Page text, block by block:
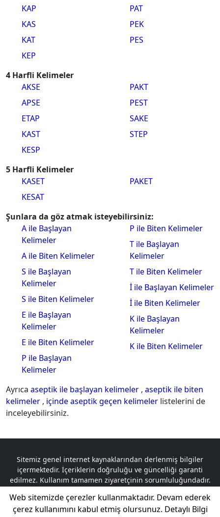
KAP
KAS
KAT
KEP
PAT
PEK
PES
4 Harfli Kelimeler
AKSE
APSE
ETAP
KAST
KESP
PAKT
PEST
SAKE
STEP
5 Harfli Kelimeler
KASET
KESAT
PAKET
Şunlara da göz atmak isteyebilirsiniz:
A ile Başlayan
Kelimeler
A ile Biten Kelimeler
S ile Başlayan
Kelimeler
S ile Biten Kelimeler
E ile Başlayan
Kelimeler
E ile Biten Kelimeler
P ile Başlayan
Kelimeler
P ile Biten Kelimeler
T ile Başlayan
Kelimeler
T ile Biten Kelimeler
İ ile Başlayan Kelimeler
İ ile Biten Kelimeler
K ile Başlayan
Kelimeler
K ile Biten Kelimeler
Ayrıca aseptik ile başlayan kelimeler , aseptik ile biten
kelimeler , içinde aseptik geçen kelimeler listelerini de
inceleyebilirsiniz.
Sitemiz genel internet kaynaklarından derlenmiş bilgiler
içermektedir. İçeriklerin doğruluğu ve güncelliği garanti
edilmez. Kullanım tamamen ziyaretçinin sorumluluğundadır.
sahiplerine aittir. Herhangi bir telif hakkı ihlali durumunda,
sorumluluk tamamen ilgili taraflara aittir.
Web sitemizde çerezler kullanmaktadır. Devam ederek
çerez kullanımını kabul etmiş olursunuz. Detaylı Bilgi